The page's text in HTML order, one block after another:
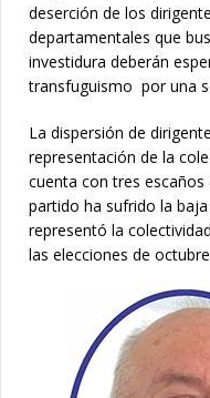
deserción de los
departamentales que
investidura deberán
transfuguismo por una
La dispersión de
representación de la
cuenta con tres escaños
partido ha sufrido la
representó la
las elecciones de